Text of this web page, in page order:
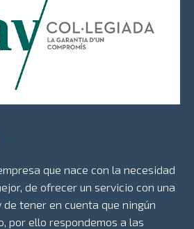
que nace con la necesidad
de ofrecer un servicio con una
tener en cuenta que ningún
por ello respondemos a las